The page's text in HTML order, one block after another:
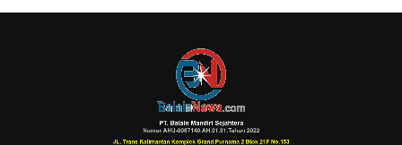
Sebarkan
Facebook
Twitter